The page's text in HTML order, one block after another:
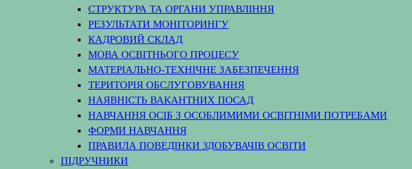
СТРУКТУРА ТА ОРГАНИ УПРАВЛІННЯ
РЕЗУЛЬТАТИ МОНІТОРИНГУ
КАДРОВИЙ СКЛАД
МОВА ОСВІТНЬОГО ПРОЦЕСУ
МАТЕРІАЛЬНО-ТЕХНІЧНЕ ЗАБЕЗПЕЧЕННЯ
ТЕРИТОРІЯ ОБСЛУГОВУВАННЯ
НАЯВНІСТЬ ВАКАНТНИХ ПОСАД
НАВЧАННЯ ОСІБ З ОСОБЛИМИМИ ОСВІТНІМИ ПОТРЕБАМИ
ФОРМИ НАВЧАННЯ
ПРАВИЛА ПОВЕДІНКИ ЗДОБУВАЧІВ ОСВІТИ
ПІДРУЧНИКИ